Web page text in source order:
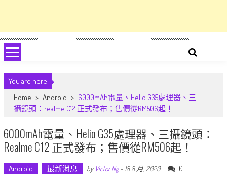
You are here
Home > Android > 6000mAh電量、Helio G35處理器、三
攝鏡頭：realme C12 正式發布；售價從RM506起！
6000mAh電量、Helio G35處理器、三攝鏡頭：
Realme C12 正式發布；售價從RM506起！
Android 最新消息 by Victor Ng- 18 8 月, 2020 0